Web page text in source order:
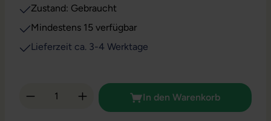
Zustand: Gebraucht
Mindestens 15 verfügbar
Lieferzeit ca. 3-4 Werktage
Produkt Anzahl: Gib den gewünschten
In den Warenkorb